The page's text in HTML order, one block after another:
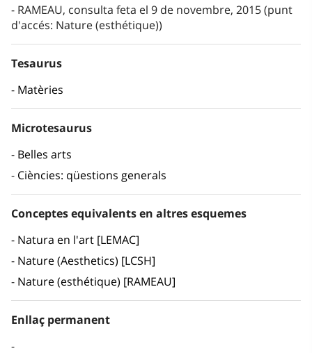
RAMEAU, consulta feta el 9 de novembre, 2015 (punt
d'accés: Nature (esthétique))
Tesaurus
Matèries
Microtesaurus
Belles arts
Ciències: qüestions generals
Conceptes equivalents en altres esquemes
Natura en l'art [LEMAC]
Nature (Aesthetics) [LCSH]
Nature (esthétique) [RAMEAU]
Enllaç permanent